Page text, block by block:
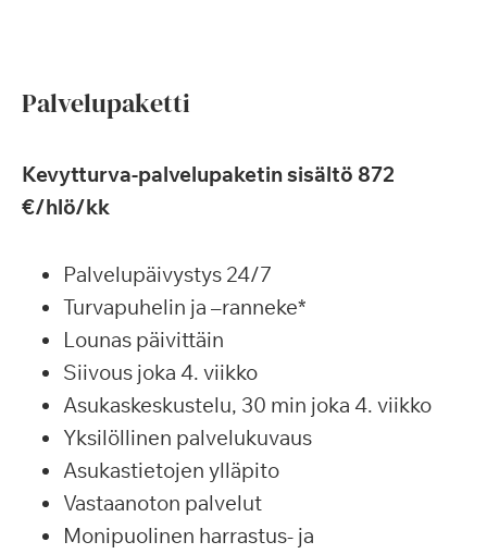
Palvelupaketti
Kevytturva-palvelupaketin sisältö 872
€/hlö/kk
Palvelupäivystys 24/7
Turvapuhelin ja –ranneke*
Lounas päivittäin
Siivous joka 4. viikko
Asukaskeskustelu, 30 min joka 4. viikko
Yksilöllinen palvelukuvaus
Asukastietojen ylläpito
Vastaanoton palvelut
Monipuolinen harrastus- ja